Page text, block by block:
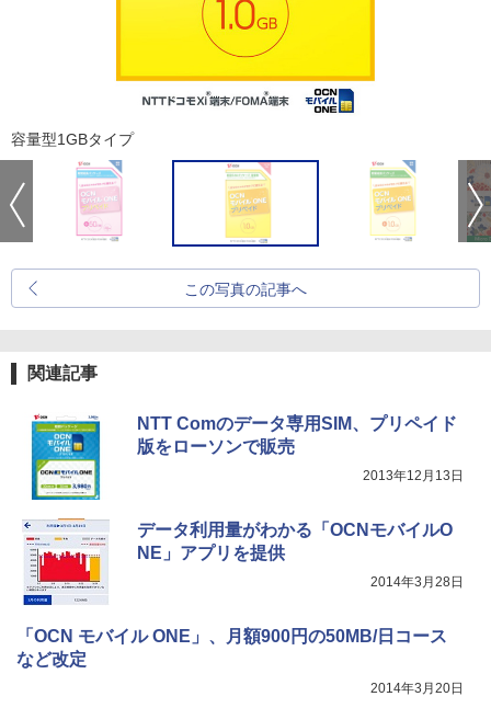
容量型1GBタイプ
この写真の記事へ
関連記事
NTT Comのデータ専用SIM、プリペイド
版をローソンで販売
2013年12月13日
データ利用量がわかる「OCNモバイルO
NE」アプリを提供
2014年3月28日
「OCN モバイル ONE」、月額900円の50MB/日コース
など改定
2014年3月20日